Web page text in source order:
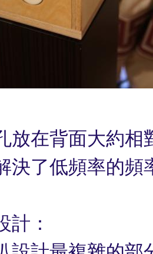
放在背面大約相
決了低頻率的頻
計：